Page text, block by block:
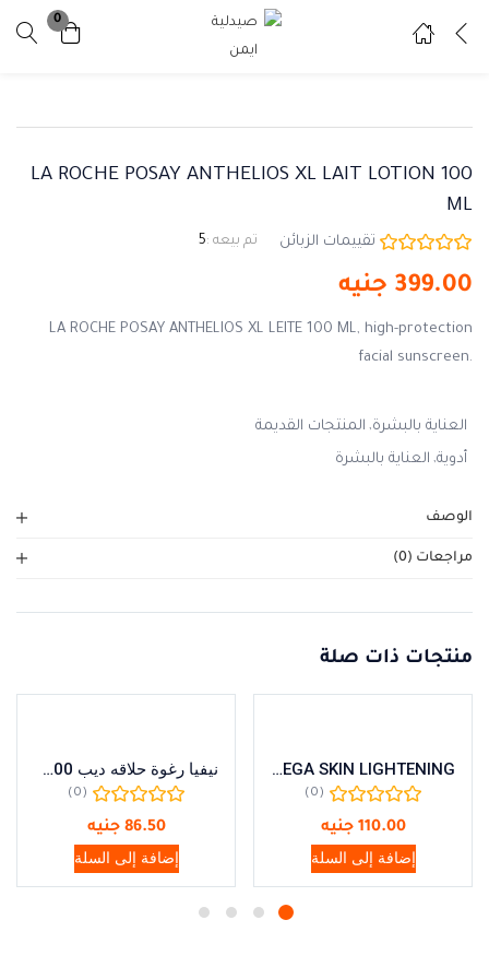
0
تسجيل
ادخل اسم المستخدم وكلمة المرور للدخول.
تذكرني
LA ROCHE POSAY ANTHELIOS XL LAIT LOTION 100
ML
تقييمات الزبائن تم بيعه :5
399.00 جنيه
LA ROCHE POSAY ANTHELIOS XL LEITE 100 ML, high-protection
facial sunscreen.
العناية بالبشرة المنتجات القديمة
أدوية العناية بالبشرة
الوصف
مراجعات (0)
منتجات ذات صلة
ELEGA SKIN LIGHTENING
(0)
110.00 جنيه
إضافة إلى السلة
نيفيا رغوة حلاقه ديب 200مل
(0)
86.50 جنيه
إضافة إلى السلة